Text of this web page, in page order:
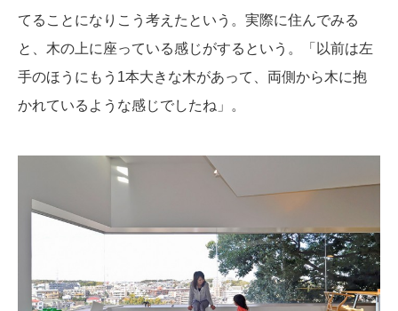
てることになりこう考えたという。実際に住んでみる
と、木の上に座っている感じがするという。「以前は左
手のほうにもう1本大きな木があって、両側から木に抱
かれているような感じでしたね」。